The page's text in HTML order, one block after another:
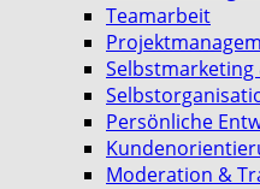
Teamarbeit
Persönliche
Moderation &